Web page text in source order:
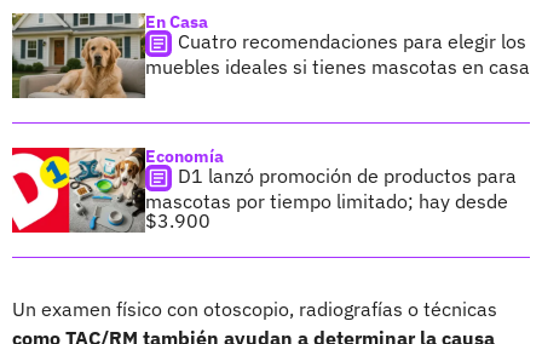
En Casa
Cuatro recomendaciones para elegir los
muebles ideales si tienes mascotas en casa
Economía
D1 lanzó promoción de productos para
mascotas por tiempo limitado; hay desde
$3.900
Un examen físico con otoscopio, radiografías o técnicas
como TAC/RM también ayudan a determinar la causa